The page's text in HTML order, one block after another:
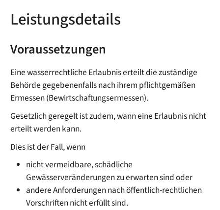
Leistungsdetails
Voraussetzungen
Eine wasserrechtliche Erlaubnis erteilt die zuständige
Behörde gegebenenfalls nach ihrem pflichtgemäßen
Ermessen(Bewirtschaftungsermessen).
Gesetzlich geregelt ist zudem, wann eine Erlaubnis nicht
erteilt werden kann.
Dies ist der Fall, wenn
nicht vermeidbare, schädliche
Gewässerveränderungen zu erwarten sind oder
andere Anforderungen nach öffentlich-rechtlichen
Vorschriften nicht erfüllt sind.